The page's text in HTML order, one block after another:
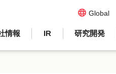
情報 IR 研究開発
Global